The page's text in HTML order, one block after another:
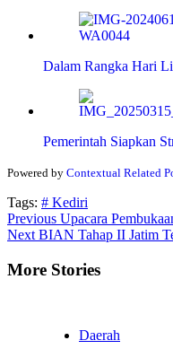
Dalam Rangka Hari
Pemerintah Siapkan
Powered by Contextual Related
Tags: # Kediri
Continue
Reading
Previous Upacara
Next BIAN Tahap II Jatim
More Stories
Daerah